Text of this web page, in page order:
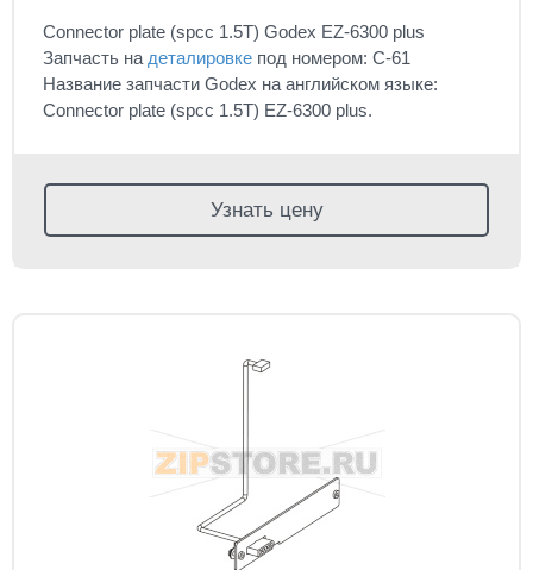
Connector plate (spcc 1.5T) Godex EZ-6300 plus
Запчасть на деталировке под номером: C-61
Название запчасти Godex на английском языке:
Connector plate (spcc 1.5T) EZ-6300 plus.
Узнать цену